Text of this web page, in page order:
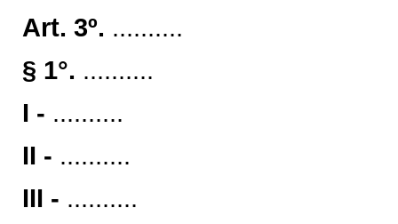
Art. 3º. ..........
§ 1°. ..........
I - ..........
II - ..........
III - ..........